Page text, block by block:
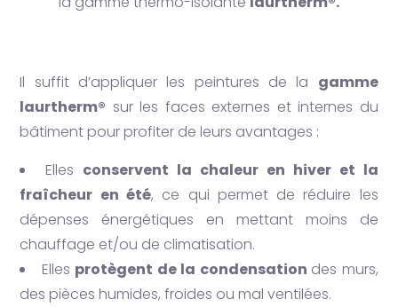
Il suffit d’appliquer les peintures de la gamme
laurtherm® sur les faces externes et internes du
bâtiment pour profiter de leurs avantages :
Elles conservent la chaleur en hiver et la
fraîcheur en été, ce qui permet de réduire les
dépenses énergétiques en mettant moins de
chauffage et/ou de climatisation.
Elles protègent de la condensation des murs,
des pièces humides, froides ou mal ventilées.